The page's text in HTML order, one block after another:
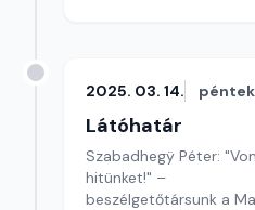
2025. 03. 14.
péntek
Látóhatár
Szabadhegÿ Péter:
hitünket!" –
beszélgetőtársunk a